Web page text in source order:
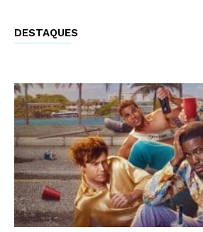
DESTAQUES